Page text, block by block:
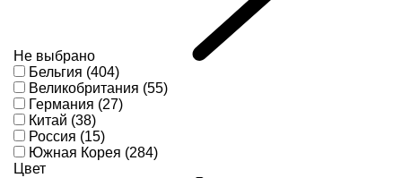
Не выбрано
Бельгия (404)
Великобритания (55)
Германия (27)
Китай (38)
Россия (15)
Южная Корея (284)
Цвет